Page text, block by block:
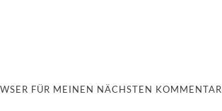
FÜR MEINEN NÄCHSTEN KOMMENTAR